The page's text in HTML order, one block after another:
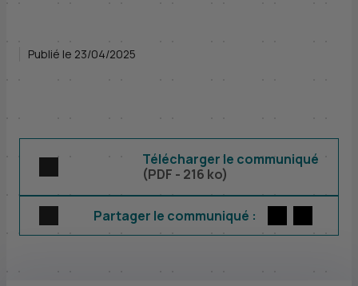
Publié le 23/04/2025
Télécharger le communiqué
(PDF - 216 ko)
Partager le communiqué :